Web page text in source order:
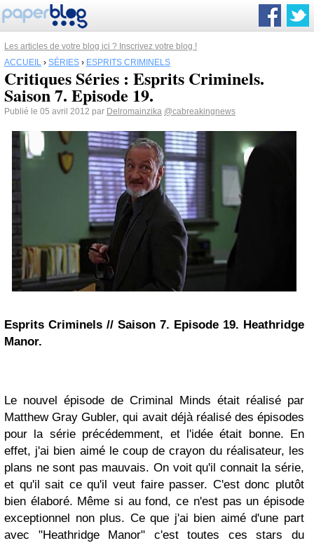
Les articles de votre blog ici ? Inscrivez votre blog !
ACCUEIL › SÉRIES › ESPRITS CRIMINELS
Critiques Séries : Esprits Criminels.
Saison 7. Episode 19.
Publié le 05 avril 2012 par Delromainzika @cabreakingnews
Esprits Criminels // Saison 7. Episode 19. Heathridge
Manor.
Le nouvel épisode de Criminal Minds était réalisé par
Matthew Gray Gubler, qui avait déjà réalisé des épisodes
pour la série précédemment, et l'idée était bonne. En
effet, j'ai bien aimé le coup de crayon du réalisateur, les
plans ne sont pas mauvais. On voit qu'il connait la série,
et qu'il sait ce qu'il veut faire passer. C'est donc plutôt
bien élaboré. Même si au fond, ce n'est pas un épisode
exceptionnel non plus. Ce que j'ai bien aimé d'une part
avec "Heathridge Manor" c'est toutes ces stars du